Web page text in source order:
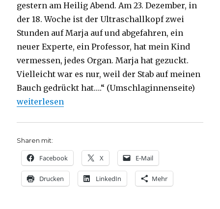
gestern am Heilig Abend. Am 23. Dezember, in
der 18. Woche ist der Ultraschallkopf zwei
Stunden auf Marja auf und abgefahren, ein
neuer Experte, ein Professor, hat mein Kind
vermessen, jedes Organ. Marja hat gezuckt.
Vielleicht war es nur, weil der Stab auf meinen
Bauch gedrückt hat….“ (Umschlaginnenseite)
„Entscheidung zum Leben, Rezension von
weiterlesen
Sharen mit:
Facebook X E-Mail
Drucken LinkedIn Mehr